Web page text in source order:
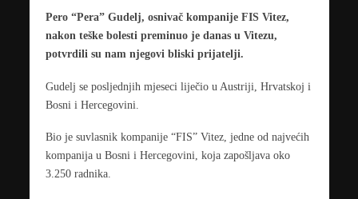
Pero “Pera” Gudelj, osnivač kompanije FIS Vitez,
nakon teške bolesti preminuo je danas u Vitezu,
potvrdili su nam njegovi bliski prijatelji.
Gudelj se posljednjih mjeseci liječio u Austriji, Hrvatskoj i
Bosni i Hercegovini.
Bio je suvlasnik kompanije “FIS” Vitez, jedne od najvećih
kompanija u Bosni i Hercegovini, koja zapošljava oko
3.250 radnika.